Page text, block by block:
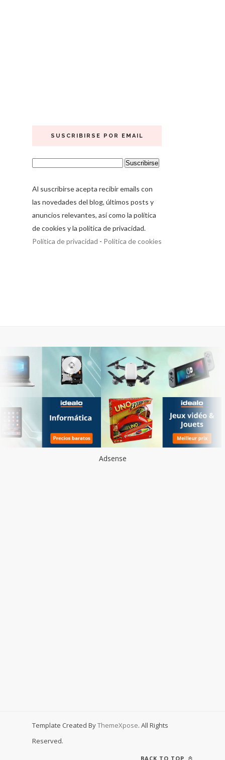
SUSCRIBIRSE POR EMAIL
Al suscribirse acepta recibir emails con
las novedades del blog, últimos posts y
anuncios relevantes, así como la política
de cookies y la política de privacidad.
Política de privacidad - Política de cookies
Adsense
Template Created ByThemeXpose. All Rights
Reserved.
BACK TO TOP